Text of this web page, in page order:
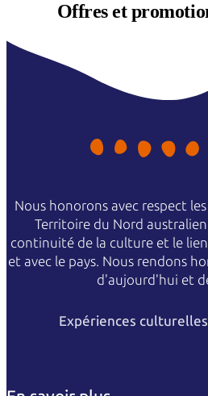
Offres et
Nous honorons avec respect
Territoire du Nord
continuité de la culture et le
et avec le pays. Nous rendons
d'aujourd'hui et
Expériences